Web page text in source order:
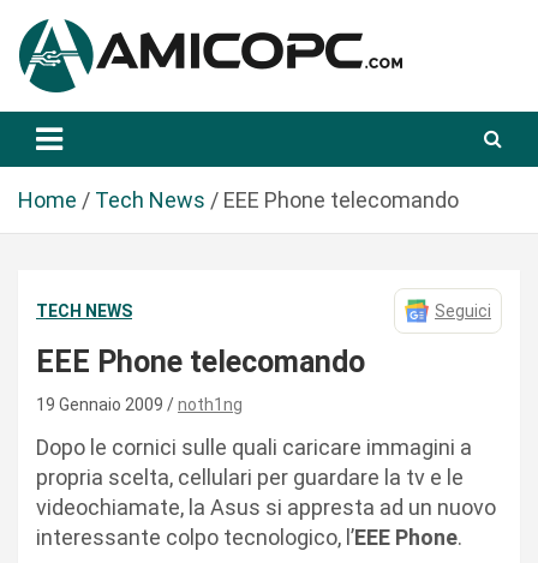
a
Amicopc.com
Home Tech News EEE Phone telecomando
TECH NEWS Seguici
EEE Phone telecomando
19 Gennaio 2009 noth1ng
Dopo le cornici sulle quali caricare immagini a
propria scelta, cellulari per guardare la tv e le
videochiamate, la Asus si appresta ad un nuovo
interessante colpo tecnologico, l’EEE Phone.